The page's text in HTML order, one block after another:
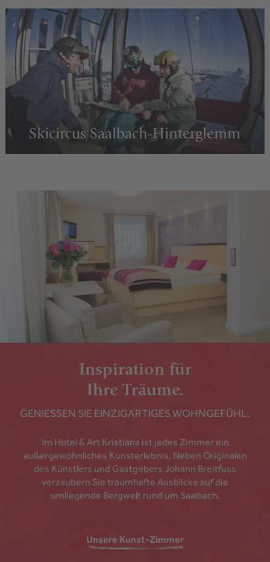
Skicircus Saalbach-Hinterglemm
Inspiration für
Ihre Träume.
GENIESSEN SIE EINZIGARTIGES WOHNGEFÜHL.
Im Hotel & Art Kristiana ist jedes Zimmer ein
außergewöhnliches Kunsterlebnis. Neben Originalen
des Künstlers und Gastgebers Johann Breitfuss
verzaubern Sie traumhafte Ausblicke auf die
umliegende Bergwelt rund um Saalbach.
Unsere Kunst-Zimmer